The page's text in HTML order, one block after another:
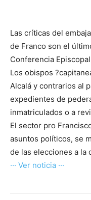
Las críticas del
de Franco son el
Conferencia Episcopal
Los obispos
Alcalá y contrarios al
expedientes de
inmatriculados o a
El sector pro
asuntos políticos, se
de las elecciones a la
··· Ver noticia ···